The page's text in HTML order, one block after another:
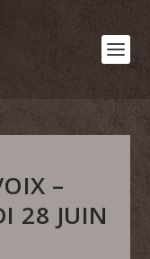
–
28 JUIN